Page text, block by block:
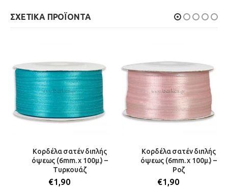
ΣΧΕΤΙΚΆ ΠΡΟΪΌΝΤΑ
Κορδέλα σατέν διπλής
όψεως (6mm. x 100μ.) –
Τυρκουάζ
€1,90
Κορδέλα σατέν διπλής
όψεως (6mm. x 100μ.) –
Ροζ
€1,90